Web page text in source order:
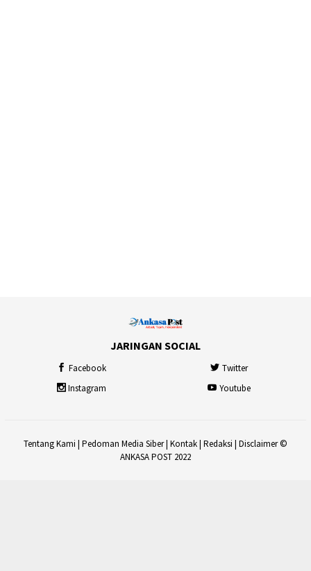
JARINGAN SOCIAL
Facebook
Twitter
Instagram
Youtube
Tentang Kami | Pedoman Media Siber| Kontak| Redaksi | Disclaimer©
ANKASA POST 2022